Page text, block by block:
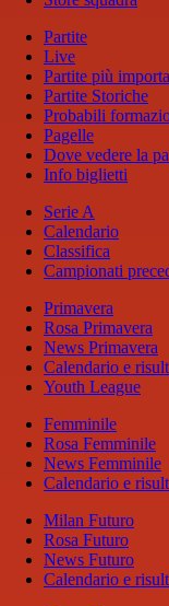
Partite
Live
Partite più
Partite Storiche
Probabili
Pagelle
Dove vedere la
Info biglietti
Serie A
Calendario
Classifica
Campionati
Primavera
Rosa Primavera
News Primavera
Calendario e
Youth League
Femminile
Rosa Femminile
News Femminile
Calendario e
Milan Futuro
Rosa Futuro
News Futuro
Calendario e